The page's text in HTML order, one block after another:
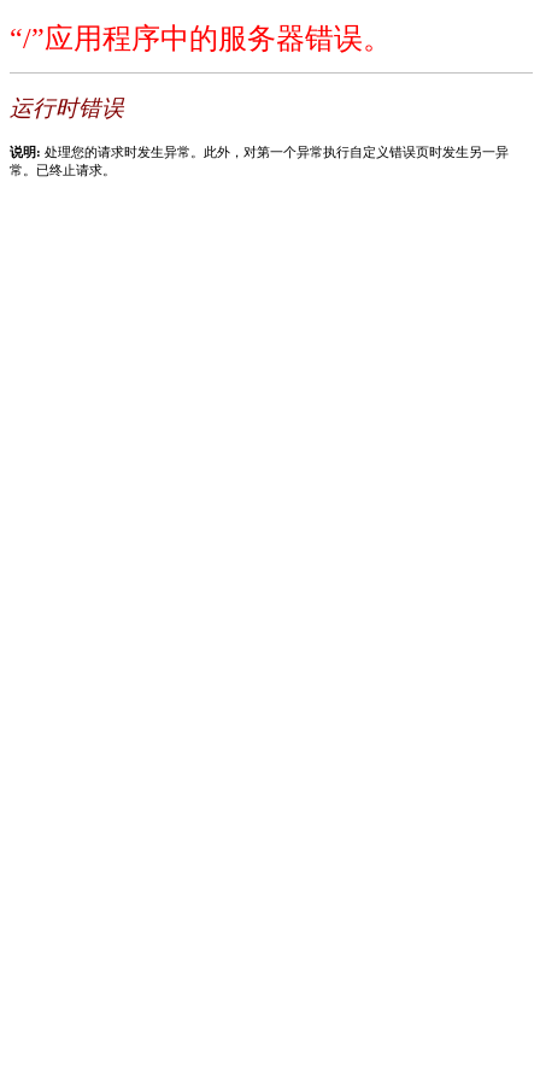
“/”应用程序中的服务器错误。
运行时错误
说明: 处理您的请求时发生异常。此外，对第一个异常执行自定义错误页时发生另一异
常。已终止请求。